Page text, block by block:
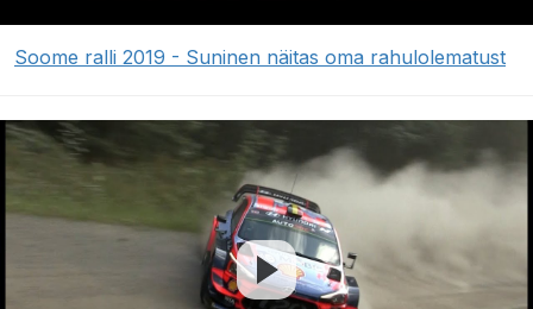
Soome ralli 2019 - Suninen näitas oma rahulolematust